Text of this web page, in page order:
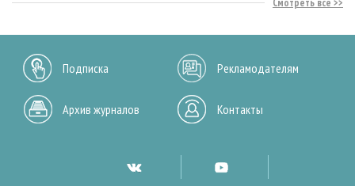
Смотреть все
Подписка Рекламодателям
Архив журналов Контакты